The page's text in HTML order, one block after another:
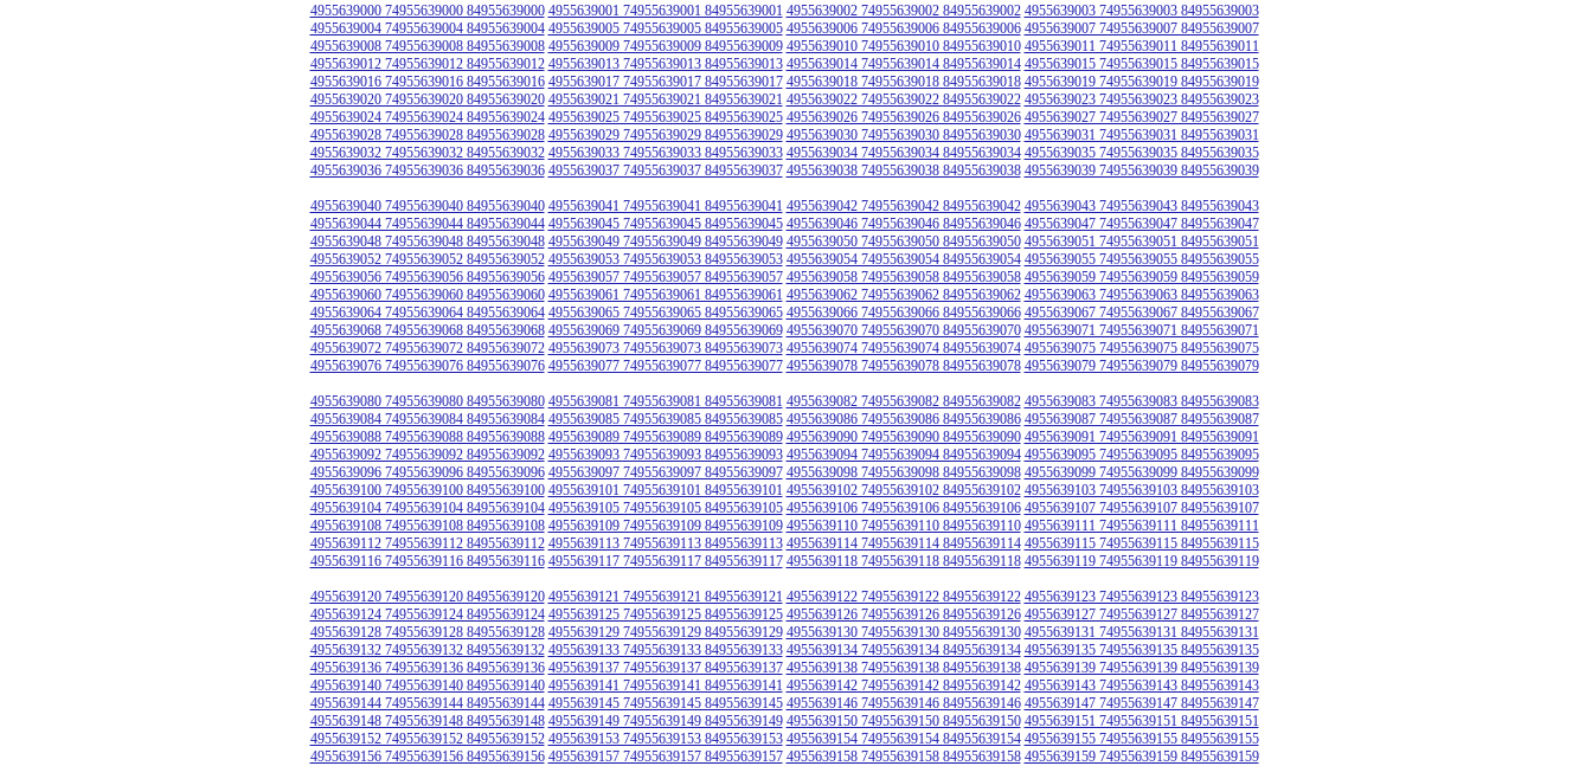
4955639000 74955639000 84955639000 4955639001 74955639001 84955639001 4955639002 74955639002 84955639002 4955639003 74955639003 84955639003
4955639004 74955639004 84955639004 4955639005 74955639005 84955639005 4955639006 74955639006 84955639006 4955639007 74955639007 84955639007
4955639008 74955639008 84955639008 4955639009 74955639009 84955639009 4955639010 74955639010 84955639010 4955639011 74955639011 84955639011
4955639012 74955639012 84955639012 4955639013 74955639013 84955639013 4955639014 74955639014 84955639014 4955639015 74955639015 84955639015
4955639016 74955639016 84955639016 4955639017 74955639017 84955639017 4955639018 74955639018 84955639018 4955639019 74955639019 84955639019
4955639020 74955639020 84955639020 4955639021 74955639021 84955639021 4955639022 74955639022 84955639022 4955639023 74955639023 84955639023
4955639024 74955639024 84955639024 4955639025 74955639025 84955639025 4955639026 74955639026 84955639026 4955639027 74955639027 84955639027
4955639028 74955639028 84955639028 4955639029 74955639029 84955639029 4955639030 74955639030 84955639030 4955639031 74955639031 84955639031
4955639032 74955639032 84955639032 4955639033 74955639033 84955639033 4955639034 74955639034 84955639034 4955639035 74955639035 84955639035
4955639036 74955639036 84955639036 4955639037 74955639037 84955639037 4955639038 74955639038 84955639038 4955639039 74955639039 84955639039
4955639040 74955639040 84955639040 4955639041 74955639041 84955639041 4955639042 74955639042 84955639042 4955639043 74955639043 84955639043
4955639044 74955639044 84955639044 4955639045 74955639045 84955639045 4955639046 74955639046 84955639046 4955639047 74955639047 84955639047
4955639048 74955639048 84955639048 4955639049 74955639049 84955639049 4955639050 74955639050 84955639050 4955639051 74955639051 84955639051
4955639052 74955639052 84955639052 4955639053 74955639053 84955639053 4955639054 74955639054 84955639054 4955639055 74955639055 84955639055
4955639056 74955639056 84955639056 4955639057 74955639057 84955639057 4955639058 74955639058 84955639058 4955639059 74955639059 84955639059
4955639060 74955639060 84955639060 4955639061 74955639061 84955639061 4955639062 74955639062 84955639062 4955639063 74955639063 84955639063
4955639064 74955639064 84955639064 4955639065 74955639065 84955639065 4955639066 74955639066 84955639066 4955639067 74955639067 84955639067
4955639068 74955639068 84955639068 4955639069 74955639069 84955639069 4955639070 74955639070 84955639070 4955639071 74955639071 84955639071
4955639072 74955639072 84955639072 4955639073 74955639073 84955639073 4955639074 74955639074 84955639074 4955639075 74955639075 84955639075
4955639076 74955639076 84955639076 4955639077 74955639077 84955639077 4955639078 74955639078 84955639078 4955639079 74955639079 84955639079
4955639080 74955639080 84955639080 4955639081 74955639081 84955639081 4955639082 74955639082 84955639082 4955639083 74955639083 84955639083
4955639084 74955639084 84955639084 4955639085 74955639085 84955639085 4955639086 74955639086 84955639086 4955639087 74955639087 84955639087
4955639088 74955639088 84955639088 4955639089 74955639089 84955639089 4955639090 74955639090 84955639090 4955639091 74955639091 84955639091
4955639092 74955639092 84955639092 4955639093 74955639093 84955639093 4955639094 74955639094 84955639094 4955639095 74955639095 84955639095
4955639096 74955639096 84955639096 4955639097 74955639097 84955639097 4955639098 74955639098 84955639098 4955639099 74955639099 84955639099
4955639100 74955639100 84955639100 4955639101 74955639101 84955639101 4955639102 74955639102 84955639102 4955639103 74955639103 84955639103
4955639104 74955639104 84955639104 4955639105 74955639105 84955639105 4955639106 74955639106 84955639106 4955639107 74955639107 84955639107
4955639108 74955639108 84955639108 4955639109 74955639109 84955639109 4955639110 74955639110 84955639110 4955639111 74955639111 84955639111
4955639112 74955639112 84955639112 4955639113 74955639113 84955639113 4955639114 74955639114 84955639114 4955639115 74955639115 84955639115
4955639116 74955639116 84955639116 4955639117 74955639117 84955639117 4955639118 74955639118 84955639118 4955639119 74955639119 84955639119
4955639120 74955639120 84955639120 4955639121 74955639121 84955639121 4955639122 74955639122 84955639122 4955639123 74955639123 84955639123
4955639124 74955639124 84955639124 4955639125 74955639125 84955639125 4955639126 74955639126 84955639126 4955639127 74955639127 84955639127
4955639128 74955639128 84955639128 4955639129 74955639129 84955639129 4955639130 74955639130 84955639130 4955639131 74955639131 84955639131
4955639132 74955639132 84955639132 4955639133 74955639133 84955639133 4955639134 74955639134 84955639134 4955639135 74955639135 84955639135
4955639136 74955639136 84955639136 4955639137 74955639137 84955639137 4955639138 74955639138 84955639138 4955639139 74955639139 84955639139
4955639140 74955639140 84955639140 4955639141 74955639141 84955639141 4955639142 74955639142 84955639142 4955639143 74955639143 84955639143
4955639144 74955639144 84955639144 4955639145 74955639145 84955639145 4955639146 74955639146 84955639146 4955639147 74955639147 84955639147
4955639148 74955639148 84955639148 4955639149 74955639149 84955639149 4955639150 74955639150 84955639150 4955639151 74955639151 84955639151
4955639152 74955639152 84955639152 4955639153 74955639153 84955639153 4955639154 74955639154 84955639154 4955639155 74955639155 84955639155
4955639156 74955639156 84955639156 4955639157 74955639157 84955639157 4955639158 74955639158 84955639158 4955639159 74955639159 84955639159